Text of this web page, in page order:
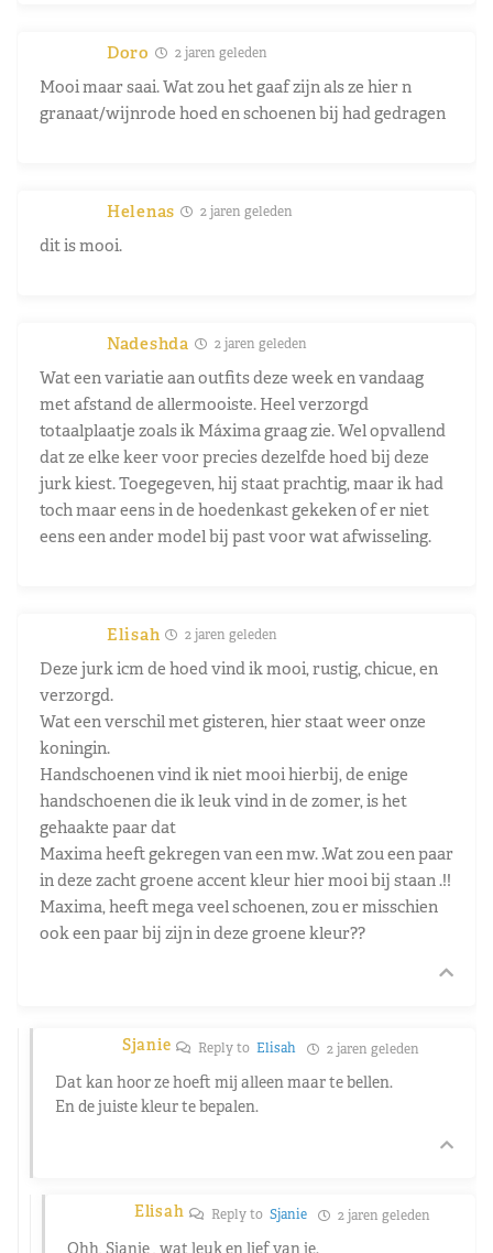
Doro 2 jaren geleden
Mooi maar saai. Wat zou het gaaf zijn als ze hier n
granaat/wijnrode hoed en schoenen bij had gedragen
Helenas 2 jaren geleden
dit is mooi.
Nadeshda 2 jaren geleden
Wat een variatie aan outfits deze week en vandaag
met afstand de allermooiste. Heel verzorgd
totaalplaatje zoals ik Máxima graag zie. Wel opvallend
dat ze elke keer voor precies dezelfde hoed bij deze
jurk kiest. Toegegeven, hij staat prachtig, maar ik had
toch maar eens in de hoedenkast gekeken of er niet
eens een ander model bij past voor wat afwisseling.
Elisah 2 jaren geleden
Deze jurk icm de hoed vind ik mooi, rustig, chicue, en
verzorgd.
Wat een verschil met gisteren, hier staat weer onze
koningin.
Handschoenen vind ik niet mooi hierbij, de enige
handschoenen die ik leuk vind in de zomer, is het
gehaakte paar dat
Maxima heeft gekregen van een mw. .Wat zou een paar
in deze zacht groene accent kleur hier mooi bij staan .!!
Maxima, heeft mega veel schoenen, zou er misschien
ook een paar bij zijn in deze groene kleur??
Sjanie Reply toElisah 2 jaren geleden
Dat kan hoor ze hoeft mij alleen maar te bellen.
En de juiste kleur te bepalen.
Elisah Reply toSjanie 2 jaren geleden
Ohh, Sjanie , wat leuk en lief van je.